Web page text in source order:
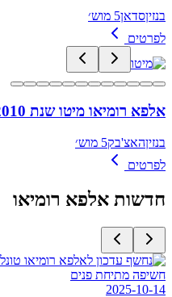
בנזיןסדאן5 מוש׳
לפרטים
אלפא רומיאו מיטו שנת 2010
בנזיןהאצ'בק5 מוש׳
לפרטים
חדשות אלפא רומיאו
חשיפה מתיחת פנים
2025-10-14